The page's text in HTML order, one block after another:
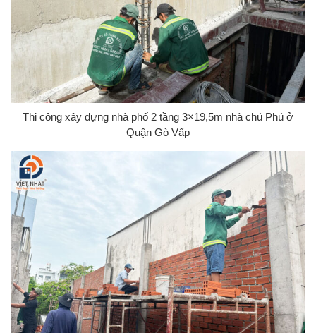
Thi công xây dựng nhà phố 2 tầng 3×19,5m nhà chú Phú ở
Quận Gò Vấp